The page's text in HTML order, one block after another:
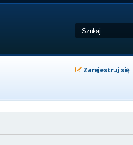
Zarejestruj się